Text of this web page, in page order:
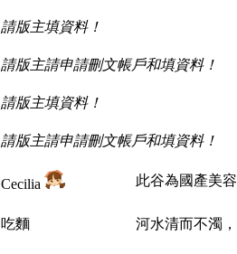
請版主填資料！
請版主請申請刪文帳戶和填資料！
請版主填資料！
請版主請申請刪文帳戶和填資料！
Cecilia 此谷為國產美
吃麵 河水清而不濁